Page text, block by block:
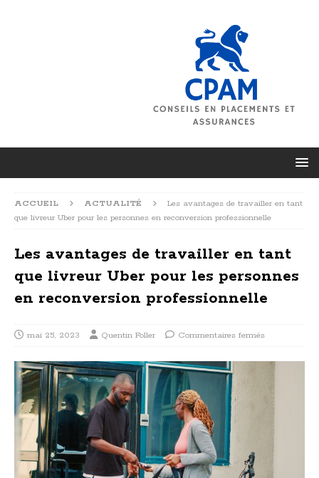
ACCUEIL ACTUALITÉ
Les avantages de travailler en tant
que livreur Uber pour les personnes en reconversion professionnelle
Les avantages de travailler en tant
que livreur Uber pour les personnes
en reconversion professionnelle
mai 25, 2023 Quentin Foller Commentaires fermés